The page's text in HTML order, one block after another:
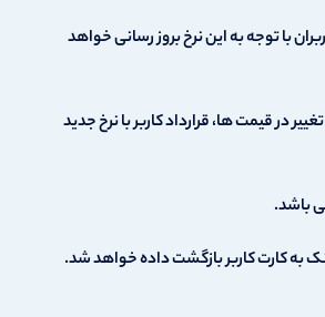
با توجه به این نرخ بروز رسانی خواهد
در قیمت ها، قرارداد کاربر با نرخ جدید
باشد.